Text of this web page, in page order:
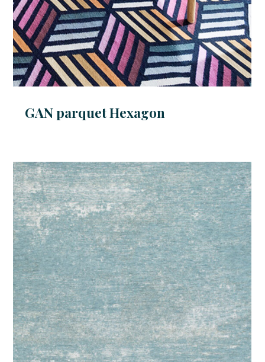
GAN parquet Hexagon